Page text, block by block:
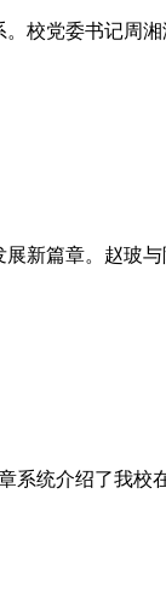
校党委书记周
新篇章。赵玻与
系统介绍了我校